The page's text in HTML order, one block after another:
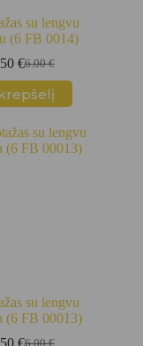
su lengvu
(6 FB 0014)
6.00€
Original
price
was:
€Current
price
is:
su lengvu
(6 FB 00013)
6.00€